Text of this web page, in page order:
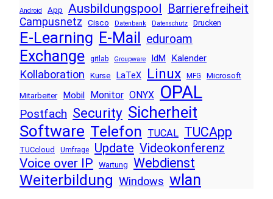
Android App Ausbildungspool Barrierefreiheit
Campusnetz Cisco Datenbank Datenschutz Drucken
E-Learning E-Mail eduroam
Exchange gitlab Groupware IdM Kalender
Kollaboration Kurse LaTeX Linux MFG Microsoft
Mitarbeiter Mobil Monitor ONYX OPAL
Postfach Security Sicherheit
Software Telefon TUCAL TUCApp
TUCcloud Umfrage Update Videokonferenz
Voice over IP Wartung Webdienst
Weiterbildung Windows wlan